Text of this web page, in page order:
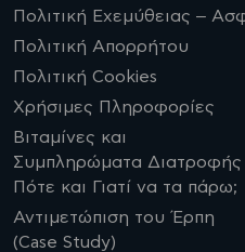
Πολιτική Εχεμύθειας –
Πολιτική Απορρήτου
Πολιτική Cookies
Χρήσιμες Πληροφορίες
Βιταμίνες και
Συμπληρώματα Διατροφής
Πότε και Γιατί να τα πάρω;
Αντιμετώπιση του Έρπη
(Case Study)